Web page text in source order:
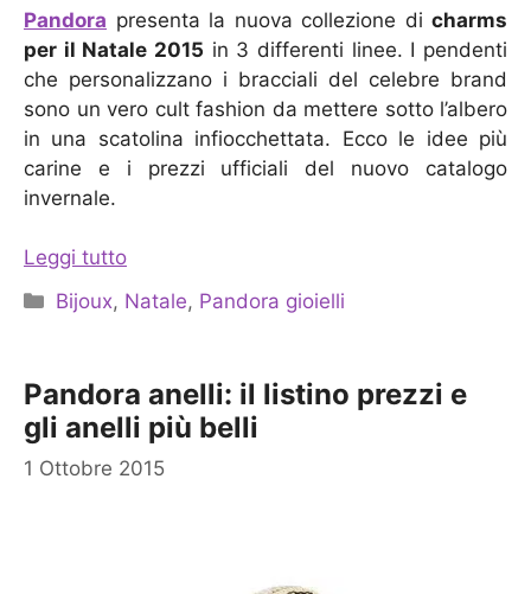
Pandora presenta la nuova collezione di charms
per il Natale 2015 in 3 differenti linee. I pendenti
che personalizzano i bracciali del celebre brand
sono un vero cult fashion da mettere sotto l’albero
in una scatolina infiocchettata. Ecco le idee più
carine e i prezzi ufficiali del nuovo catalogo
invernale.
Leggi tutto
Categorie
Bijoux, Natale, Pandora gioielli
Pandora anelli: il listino prezzi e
gli anelli più belli
1 Ottobre 2015